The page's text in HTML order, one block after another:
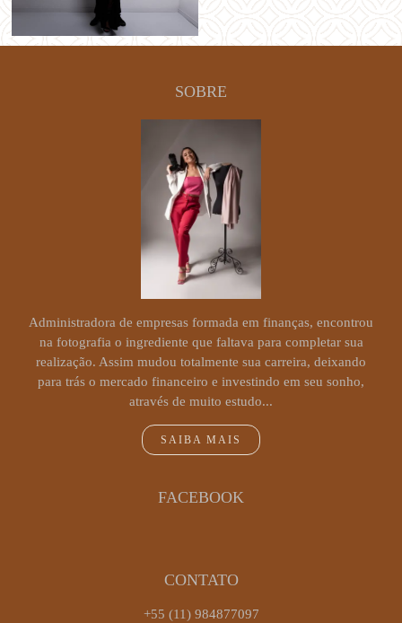
SOBRE
Administradora de empresas formada em finanças, encontrou
na fotografia o ingrediente que faltava para completar sua
realização. Assim mudou totalmente sua carreira, deixando
para trás o mercado financeiro e investindo em seu sonho,
através de muito estudo...
SAIBA MAIS
FACEBOOK
CONTATO
+55 (11) 984877097